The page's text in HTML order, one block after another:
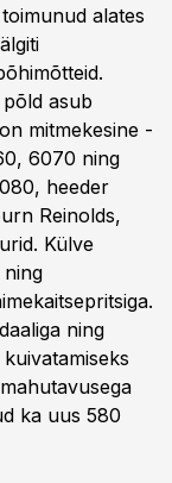
alates
asub
mitmekesine -
6070 ning
heeder
Reinolds,
Külve
ning
ka uus 580